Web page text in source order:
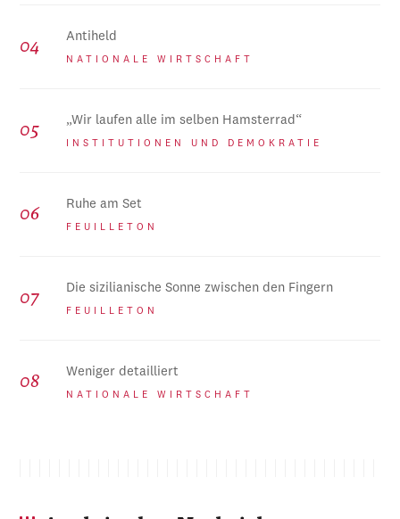
Antiheld
NATIONALE WIRTSCHAFT
„Wir laufen alle im selben Hamsterrad“
INSTITUTIONEN UND DEMOKRATIE
Ruhe am Set
FEUILLETON
Die sizilianische Sonne zwischen den Fingern
FEUILLETON
Weniger detailliert
NATIONALE WIRTSCHAFT